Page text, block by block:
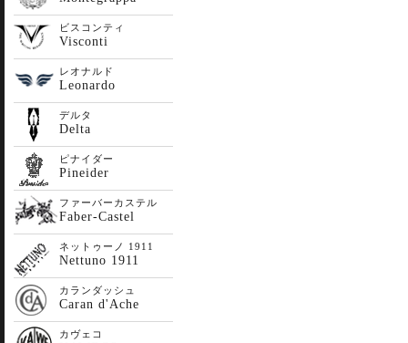
ビスコンティ
Visconti
レオナルド
Leonardo
デルタ
Delta
ピナイダー
Pineider
ファーバーカステル
Faber-Castel
ネットゥーノ 1911
Nettuno 1911
カランダッシュ
Caran d'Ache
カヴェコ